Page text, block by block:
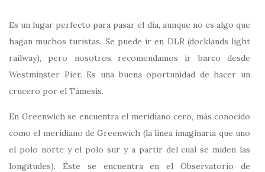
Es un lugar perfecto para pasar el día, aunque no es algo que
hagan muchos turistas. Se puede ir en DLR (docklands light
railway), pero nosotros recomendamos ir barco desde
Westminster Pier. Es una buena oportunidad de hacer un
crucero por el Támesis.
En Greenwich se encuentra el meridiano cero, más conocido
como el meridiano de Greenwich (la línea imaginaria que uno
el polo norte y el polo sur y a partir del cual se miden las
longitudes). Éste se encuentra en el Observatorio de